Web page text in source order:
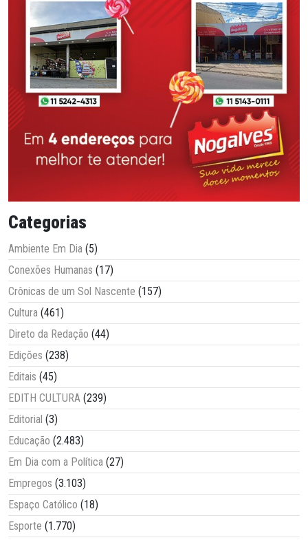
Categorias
Ambiente Em Dia (5)
Conexões Humanas (17)
Crônicas de um Sol Nascente (157)
Cultura (461)
Direto da Redação (44)
Edições (238)
Editais (45)
EDITH CULTURA (239)
Editorial (3)
Educação (2.483)
Em Dia com a Política (27)
Empregos (3.103)
Espaço Católico (18)
Esporte (1.770)